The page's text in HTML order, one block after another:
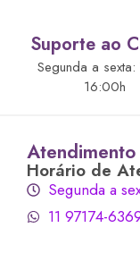
Suporte ao
Segunda a sexta:
16:00h
Horário de
Segunda a
11 97174-